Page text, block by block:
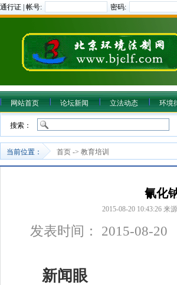
通行证 | 帐号: 密码:
网站首页 论坛新闻 立法动态 环境
搜索：
当前位置： 首页 -> 教育培训
氰化
2015-08-20 10:43:26 来
发表时间： 2015-08-20
新闻眼